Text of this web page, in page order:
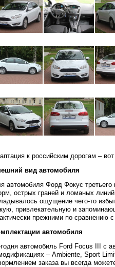
к российским дорогам –
вид автомобиля
автомобиля Форд Фокус третьего
острых граней и ломаных
ощущение чего-то
привлекательную и
прежними по сравнению
автомобиля
автомобиль Ford Focus III с
– Ambiente, Sport
заказа вы всегда